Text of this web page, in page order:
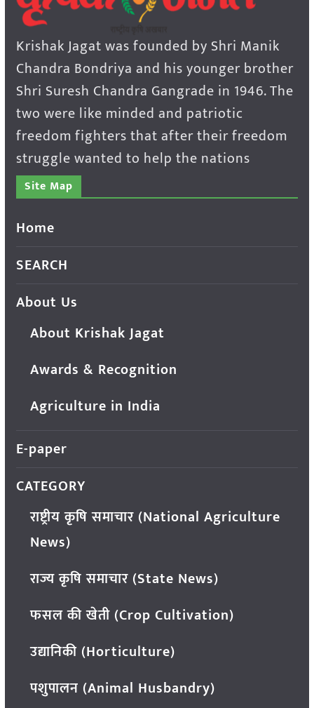
Krishak Jagat was founded by Shri Manik
Chandra Bondriya and his younger brother
Shri Suresh Chandra Gangrade in 1946. The
two were like minded and patriotic
freedom fighters that after their freedom
struggle wanted to help the nations
Site Map
Home
SEARCH
About Us
About Krishak Jagat
Awards & Recognition
Agriculture in India
E-paper
CATEGORY
राष्ट्रीय कृषि समाचार (National Agriculture
News)
राज्य कृषि समाचार (State News)
फसल की खेती (Crop Cultivation)
उद्यानिकी (Horticulture)
पशुपालन (Animal Husbandry)